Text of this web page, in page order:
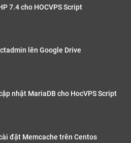
7.4 cho HOCVPS Script
lên Google Drive
nhật MariaDB cho HocVPS Script
đặt Memcache trên Centos